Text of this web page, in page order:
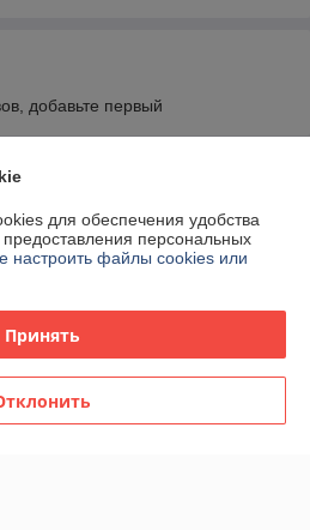
добавьте первый
для обеспечения удобства
персональных
настроить файлы cookies или
Принять